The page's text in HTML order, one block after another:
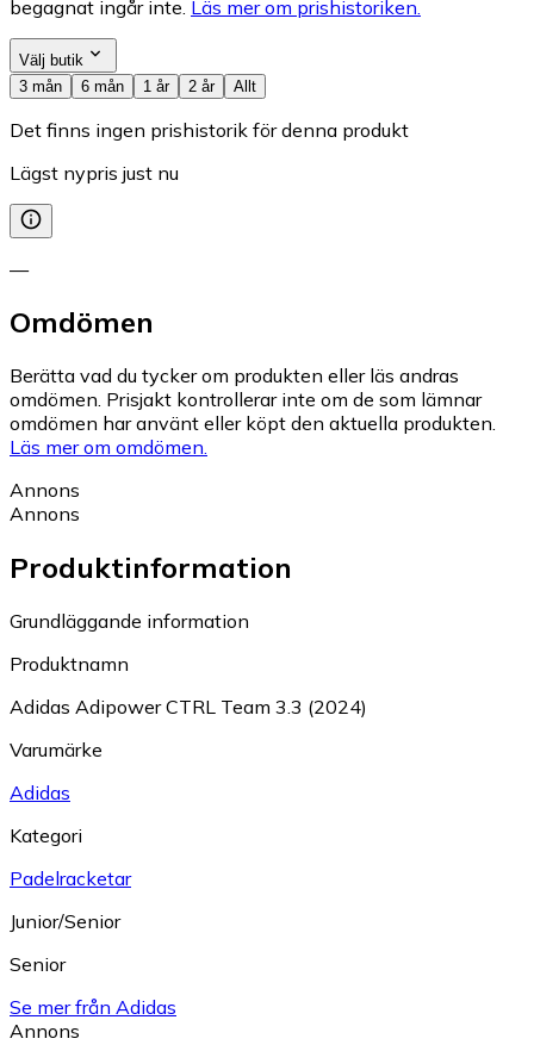
begagnat ingår inte. Läs mer om prishistoriken.
Välj butik
3 mån
6 mån 1 år 2 år Allt
Det finns ingen prishistorik för denna produkt
Lägst nypris just nu
—
Omdömen
Berätta vad du tycker om produkten eller läs andras
omdömen. Prisjakt kontrollerar inte om de som lämnar
omdömen har använt eller köpt den aktuella produkten.
Läs mer om omdömen.
Annons
Annons
Produktinformation
Grundläggande information
Produktnamn
Adidas Adipower CTRL Team 3.3 (2024)
Varumärke
Adidas
Kategori
Padelracketar
Junior/Senior
Senior
Se mer från Adidas
Annons